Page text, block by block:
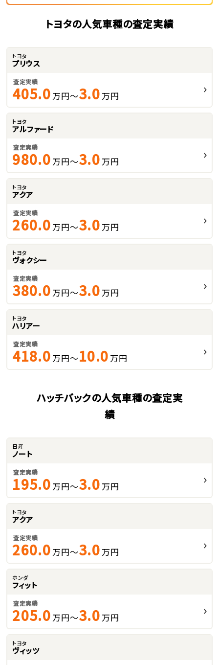
トヨタの人気車種の査定実績
トヨタ
プリウス
査定実績
405.0 万円～3.0 万円
トヨタ
アルファード
査定実績
980.0 万円～3.0 万円
トヨタ
アクア
査定実績
260.0 万円～3.0 万円
トヨタ
ヴォクシー
査定実績
380.0 万円～3.0 万円
トヨタ
ハリアー
査定実績
418.0 万円～10.0 万円
ハッチバックの人気車種の査定実
績
日産
ノート
査定実績
195.0 万円～3.0 万円
トヨタ
アクア
査定実績
260.0 万円～3.0 万円
ホンダ
フィット
査定実績
205.0 万円～3.0 万円
トヨタ
ヴィッツ